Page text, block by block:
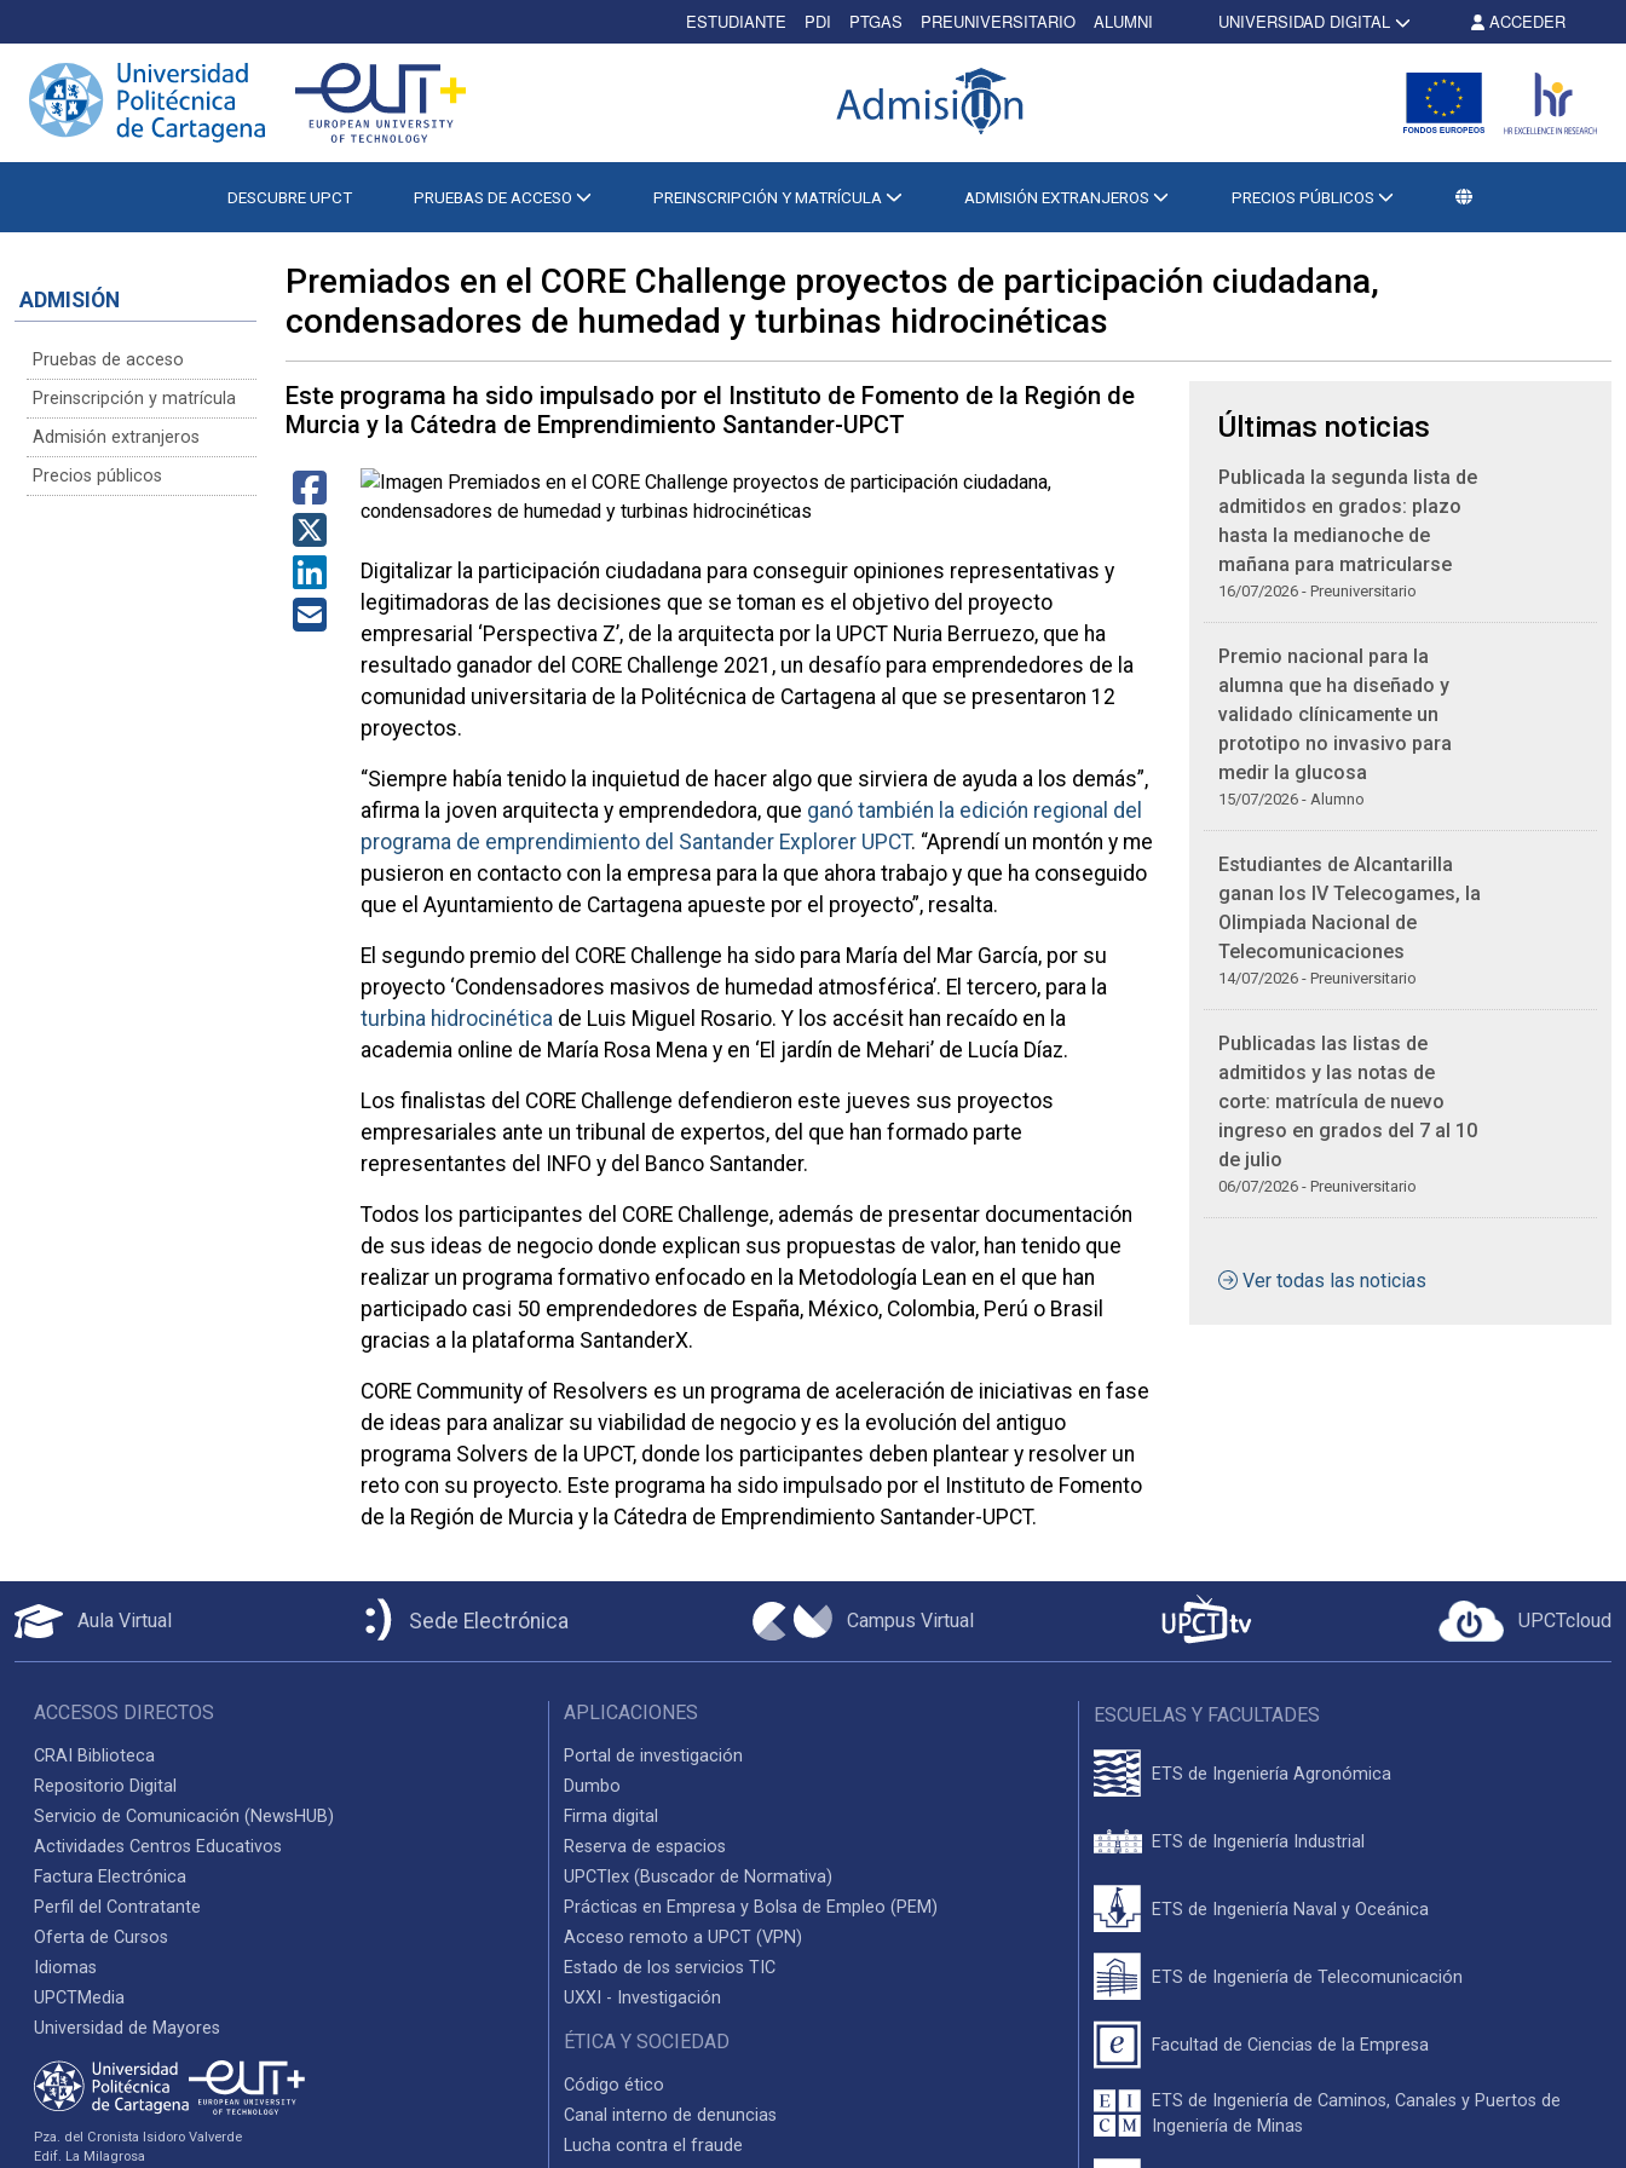
ESTUDIANTE PDI PTGAS PREUNIVERSITARIO ALUMNI UNIVERSIDAD DIGITAL ACCEDER
DESCUBRE UPCT PRUEBAS DE ACCESO PREINSCRIPCIÓN Y MATRÍCULA ADMISIÓN EXTRANJEROS PRECIOS PÚBLICOS
ADMISIÓN
Pruebas de acceso
Preinscripción y matrícula
Admisión extranjeros
Precios públicos
Premiados en el CORE Challenge proyectos de participación ciudadana,
condensadores de humedad y turbinas hidrocinéticas
Este programa ha sido impulsado por el Instituto de Fomento de la Región de
Murcia y la Cátedra de Emprendimiento Santander-UPCT
Digitalizar la participación ciudadana para conseguir opiniones representativas y
legitimadoras de las decisiones que se toman es el objetivo del proyecto
empresarial ‘Perspectiva Z’, de la arquitecta por la UPCT Nuria Berruezo, que ha
resultado ganador del CORE Challenge 2021, un desafío para emprendedores de la
comunidad universitaria de la Politécnica de Cartagena al que se presentaron 12
proyectos.
“Siempre había tenido la inquietud de hacer algo que sirviera de ayuda a los demás”,
afirma la joven arquitecta y emprendedora, que ganó también la edición regional del
programa de emprendimiento del Santander Explorer UPCT. “Aprendí un montón y me
pusieron en contacto con la empresa para la que ahora trabajo y que ha conseguido
que el Ayuntamiento de Cartagena apueste por el proyecto”, resalta.
El segundo premio del CORE Challenge ha sido para María del Mar García, por su
proyecto ‘Condensadores masivos de humedad atmosférica’. El tercero, para la
turbina hidrocinética de Luis Miguel Rosario. Y los accésit han recaído en la
academia online de María Rosa Mena y en ‘El jardín de Mehari’ de Lucía Díaz.
Los finalistas del CORE Challenge defendieron este jueves sus proyectos
empresariales ante un tribunal de expertos, del que han formado parte
representantes del INFO y del Banco Santander.
Todos los participantes del CORE Challenge, además de presentar documentación
de sus ideas de negocio donde explican sus propuestas de valor, han tenido que
realizar un programa formativo enfocado en la Metodología Lean en el que han
participado casi 50 emprendedores de España, México, Colombia, Perú o Brasil
gracias a la plataforma SantanderX.
CORE Community of Resolvers es un programa de aceleración de iniciativas en fase
de ideas para analizar su viabilidad de negocio y es la evolución del antiguo
programa Solvers de la UPCT, donde los participantes deben plantear y resolver un
reto con su proyecto. Este programa ha sido impulsado por el Instituto de Fomento
de la Región de Murcia y la Cátedra de Emprendimiento Santander-UPCT.
Últimas noticias
Publicada la segunda lista de
admitidos en grados: plazo
hasta la medianoche de
mañana para matricularse
16/07/2026 - Preuniversitario
Premio nacional para la
alumna que ha diseñado y
validado clínicamente un
prototipo no invasivo para
medir la glucosa
15/07/2026 - Alumno
Estudiantes de Alcantarilla
ganan los IV Telecogames, la
Olimpiada Nacional de
Telecomunicaciones
14/07/2026 - Preuniversitario
Publicadas las listas de
admitidos y las notas de
corte: matrícula de nuevo
ingreso en grados del 7 al 10
de julio
06/07/2026 - Preuniversitario
Ver todas las noticias
Aula Virtual Sede Electrónica Campus Virtual UPCTcloud
ACCESOS DIRECTOS
CRAI Biblioteca
Repositorio Digital
Servicio de Comunicación (NewsHUB)
Actividades Centros Educativos
Factura Electrónica
Perfil del Contratante
Oferta de Cursos
Idiomas
UPCTMedia
Universidad de Mayores
Pza. del Cronista Isidoro Valverde
Edif. La Milagrosa
APLICACIONES
Portal de investigación
Dumbo
Firma digital
Reserva de espacios
UPCTlex (Buscador de Normativa)
Prácticas en Empresa y Bolsa de Empleo (PEM)
Acceso remoto a UPCT (VPN)
Estado de los servicios TIC
UXXI - Investigación
ÉTICA Y SOCIEDAD
Código ético
Canal interno de denuncias
Lucha contra el fraude
ESCUELAS Y FACULTADES
ETS de Ingeniería Agronómica
ETS de Ingeniería Industrial
ETS de Ingeniería Naval y Oceánica
ETS de Ingeniería de Telecomunicación
Facultad de Ciencias de la Empresa
ETS de Ingeniería de Caminos, Canales y Puertos de
Ingeniería de Minas